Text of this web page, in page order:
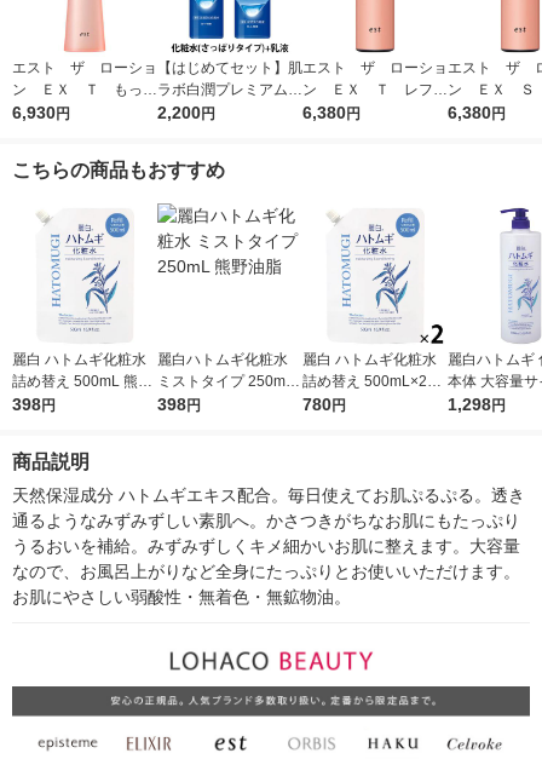
エスト ザ ローショ
ン ＥＸ Ｔ もっち
りハリ弾力のある肌に
6,930円
【はじめてセット】肌
ラボ白潤プレミアム薬
用浸透美白化粧水＋乳
2,200円
エスト ザ ローショ
ン ＥＸ Ｔ レフィ
ル もっちりハリ弾力
6,380円
エスト ザ
ン ＥＸ Ｓ
ル うるおっ
6,380円
こちらの商品もおすすめ
麗白 ハトムギ化粧水
詰め替え 500mL 熊野
油脂
398円
麗白ハトムギ化粧水
ミストタイプ 250mL
熊野油脂
398円
麗白 ハトムギ化粧水
詰め替え 500mL×2個
熊野油脂
780円
麗白ハトムギ
本体 大容量
00mL×2個 熊
1,298円
商品説明
天然保湿成分 ハトムギエキス配合。毎日使えてお肌ぷるぷる。透き
通るようなみずみずしい素肌へ。かさつきがちなお肌にもたっぷり
うるおいを補給。みずみずしくキメ細かいお肌に整えます。大容量
なので、お風呂上がりなど全身にたっぷりとお使いいただけます。
お肌にやさしい弱酸性・無着色・無鉱物油。